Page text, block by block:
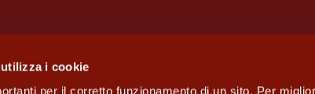
i cookie
per il corretto funzionamento di un sito. Per